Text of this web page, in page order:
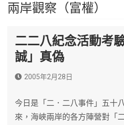
兩岸觀察（富權）
二二八紀念活動考
誠」真偽
2005年2月28日
今日是「二．二八事件」五十
來，海峽兩岸的各方陣營對「